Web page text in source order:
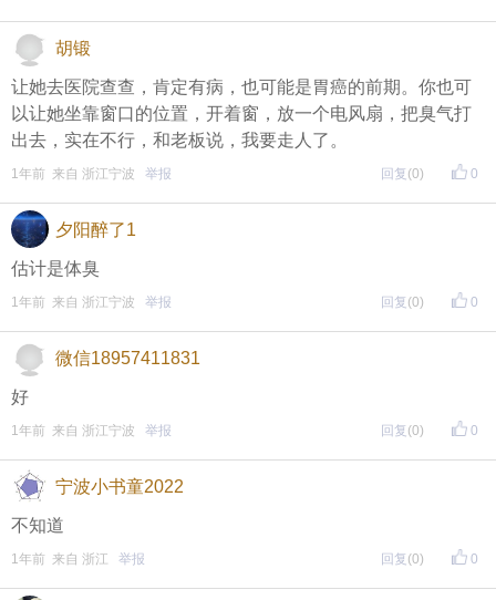
胡锻
让她去医院查查，肯定有病，也可能是胃癌的前期。你也可
以让她坐靠窗口的位置，开着窗，放一个电风扇，把臭气打
出去，实在不行，和老板说，我要走人了。
0
1年前 来自 浙江宁波 举报 回复 (0)
夕阳醉了1
估计是体臭
0
1年前 来自 浙江宁波 举报 回复 (0)
微信18957411831
好
0
1年前 来自 浙江宁波 举报 回复 (0)
宁波小书童2022
不知道
0
1年前 来自 浙江 举报 回复 (0)